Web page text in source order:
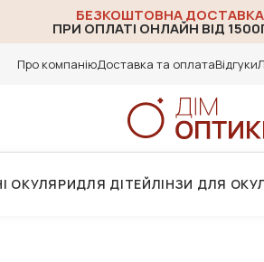
БЕЗКОШТОВНА ДОСТАВКА
ПРИ ОПЛАТІ ОНЛАЙН ВІД
Про компаніюДоставка та оплатаВідгуки
ОКУЛЯРИДЛЯ ДІТЕЙЛІНЗИ ДЛЯ